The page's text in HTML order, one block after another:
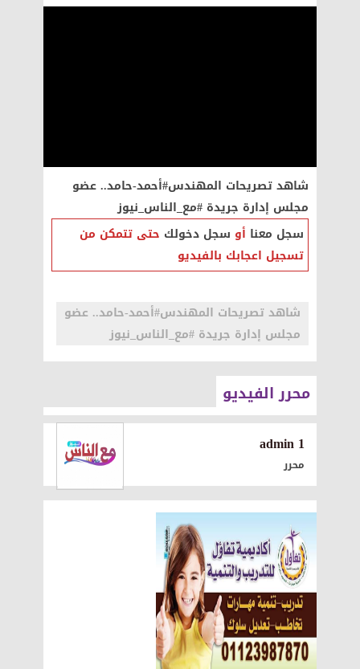
شاهد تصريحات المهندس#أحمد-حامد.. عضو
مجلس إدارة جريدة #مع_الناس_نيوز
سجل معنا أو سجل دخولك حتى تتمكن من
تسجيل اعجابك بالفيديو
شاهد تصريحات المهندس#أحمد-حامد.. عضو
مجلس إدارة جريدة #مع_الناس_نيوز
محرر الفيديو
1 admin
محرر